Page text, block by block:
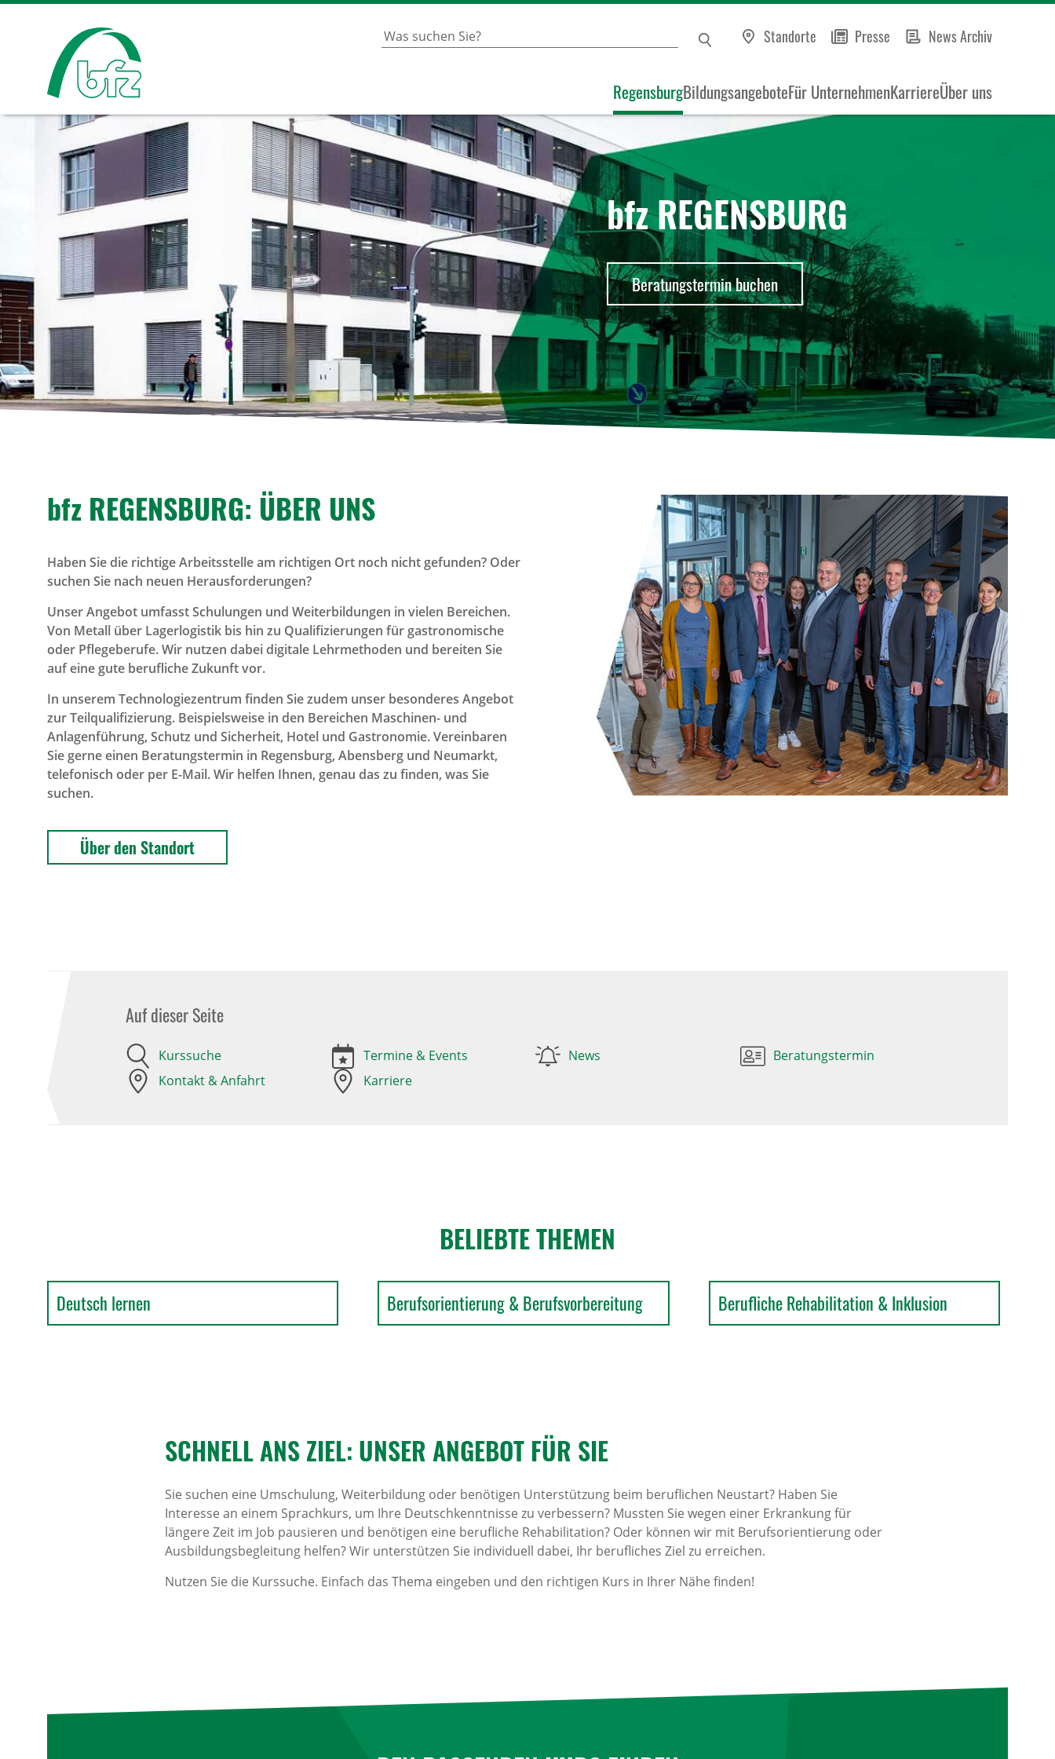
Standorte Presse News Archiv
RegensburgBildungsangeboteFür UnternehmenKarriereÜber uns
bfz REGENSBURG
Beratungstermin buchen
bfz REGENS­BURG: ÜBER UNS
Haben Sie die richtige Arbeitsstelle am richtigen Ort noch nicht gefunden? Oder
suchen Sie nach neuen Herausforderungen?
Unser Angebot umfasst Schulungen und Weiterbildungen in vielen Bereichen.
Von Metall über Lagerlogistik bis hin zu Qualifizierungen für gastronomische
oder Pflegeberufe. Wir nutzen dabei digitale Lehrmethoden und bereiten Sie
auf eine gute berufliche Zukunft vor.
In unserem Technologiezentrum finden Sie zudem unser besonderes Angebot
zur Teilqualifizierung. Beispielsweise in den Bereichen Maschinen- und
Anlagenführung, Schutz und Sicherheit, Hotel und Gastronomie. Vereinbaren
Sie gerne einen Beratungstermin in Regensburg, Abensberg und Neumarkt,
telefonisch oder per E-Mail. Wir helfen Ihnen, genau das zu finden, was Sie
suchen.
Über den Standort
Auf dieser Seite
Kurssuche Termine & Events News
Beratungstermin
Kontakt & Anfahrt
Karriere
BELIEBTE THEMEN
Deutsch lernen Berufsorientierung & Berufsvorbereitung Berufliche Rehabilitation & Inklusion
SCHNELL ANS ZIEL: UNSER ANGEBOT FÜR SIE
Sie suchen eine Umschulung, Weiterbildung oder benötigen Unterstützung beim beruflichen Neustart? Haben Sie
Interesse an einem Sprachkurs, um Ihre Deutschkenntnisse zu verbessern? Mussten Sie wegen einer Erkrankung für
längere Zeit im Job pausieren und benötigen eine berufliche Rehabilitation? Oder können wir mit Berufsorientierung oder
Ausbildungsbegleitung helfen? Wir unterstützen Sie individuell dabei, Ihr berufliches Ziel zu erreichen.
Nutzen Sie die Kurssuche. Einfach das Thema eingeben und den richtigen Kurs in Ihrer Nähe finden!